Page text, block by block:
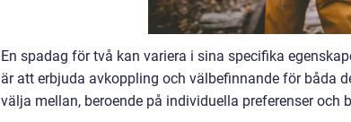
En spadag för två kan variera i sina specifika
är att erbjuda avkoppling och välbefinnande för båda
välja mellan, beroende på individuella preferenser och